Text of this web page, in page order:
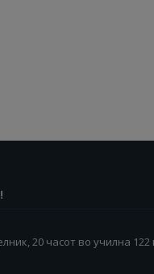
20 часот во училна